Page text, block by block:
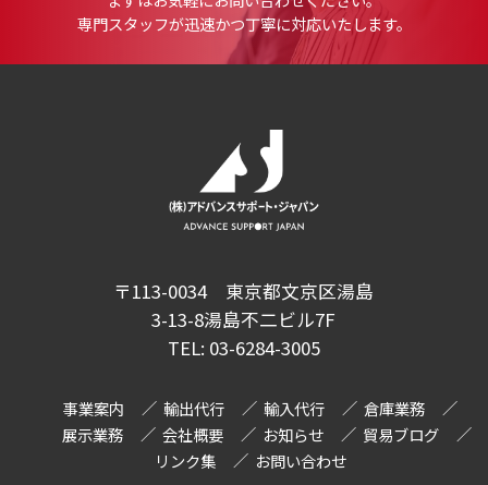
専門スタッフが迅速かつ丁寧に対応いたします。
〒113-0034 東京都文京区湯島
3-13-8湯島不二ビル7F
TEL: 03-6284-3005
事業案内 輸出代行 輸入代行
倉庫業務
展示業務
会社概要 お知らせ
貿易ブログ
リンク集
お問い合わせ